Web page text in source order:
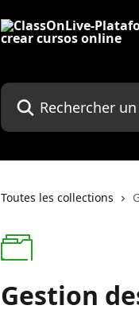
Rechercher un article...
Toutes les collections
Gestion